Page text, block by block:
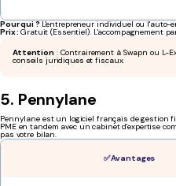
Pour qui ?L'entrepreneur individuel ou l'auto-
Prix :Gratuit (Essentiel). L'accompagnement
Attention: Contrairement à Swapn ou L-
conseils juridiques et fiscaux.
5. Pennylane
Pennylane est un logiciel français de gestion
PME en tandem avec un cabinet d'expertise
pas votre bilan.
✅ Avantages